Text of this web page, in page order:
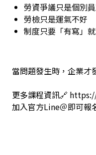
勞資爭議只是個別
勞檢只是運氣不好
制度只要「有寫」
當問題發生時，企業才
更多課程資訊🔗
加入官方Line＠即可